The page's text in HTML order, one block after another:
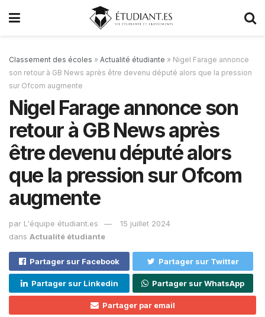
Classement des écoles » Actualité étudiante » Nigel Farage annonce
son retour à GB News après être devenu député alors que la pression
sur Ofcom augmente
Nigel Farage annonce son
retour à GB News après
être devenu député alors
que la pression sur Ofcom
augmente
par L'équipe étudiant.es
15 juillet 2024
dans Actualité étudiante
Partager sur Facebook Partager sur Twitter
Partager sur Linkedin Partager sur WhatsApp
Partager par email